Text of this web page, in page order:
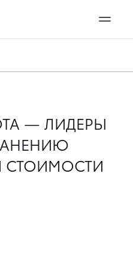
— ЛИДЕРЫ
СТОИМОСТИ